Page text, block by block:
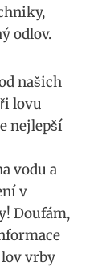
odlov.
našich
lovu
nejlepší
​vodu a⁣
v
Doufám,
vrby